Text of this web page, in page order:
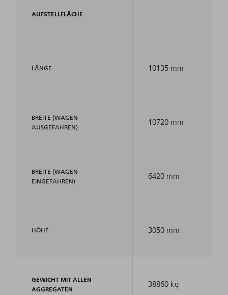
AUFSTELLFLÄCHE
LÄNGE
BREITE (WAGEN
AUSGEFAHREN)
BREITE (WAGEN
EINGEFAHREN)
HÖHE
GEWICHT MIT ALLEN
AGGREGATEN
10135 mm
10720 mm
6420 mm
3050 mm
38860 kg